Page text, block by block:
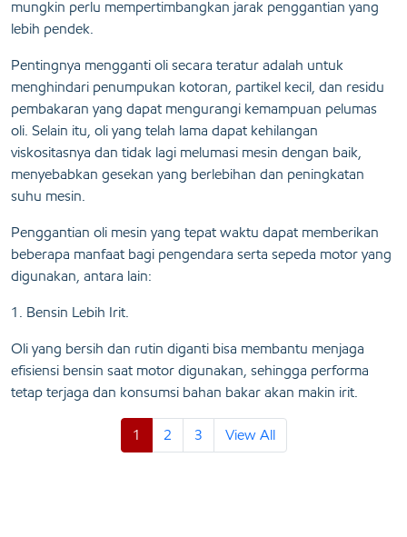
mungkin perlu mempertimbangkan jarak penggantian yang
lebih pendek.
Pentingnya mengganti oli secara teratur adalah untuk
menghindari penumpukan kotoran, partikel kecil, dan residu
pembakaran yang dapat mengurangi kemampuan pelumas
oli. Selain itu, oli yang telah lama dapat kehilangan
viskositasnya dan tidak lagi melumasi mesin dengan baik,
menyebabkan gesekan yang berlebihan dan peningkatan
suhu mesin.
Penggantian oli mesin yang tepat waktu dapat memberikan
beberapa manfaat bagi pengendara serta sepeda motor yang
digunakan, antara lain:
1. Bensin Lebih Irit.
Oli yang bersih dan rutin diganti bisa membantu menjaga
efisiensi bensin saat motor digunakan, sehingga performa
tetap terjaga dan konsumsi bahan bakar akan makin irit.
1 2 3 View All